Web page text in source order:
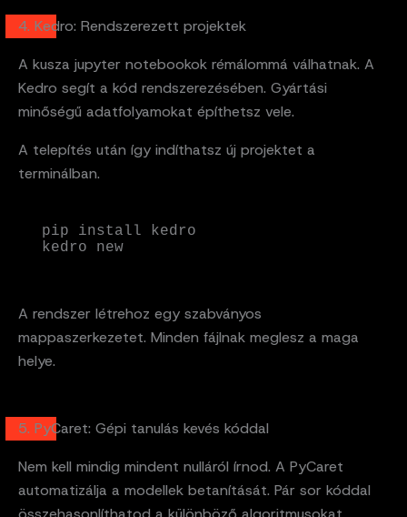
4. Kedro: Rendszerezett projektek
A kusza jupyter notebookok rémálommá válhatnak. A
Kedro segít a kód rendszerezésében. Gyártási
minőségű adatfolyamokat építhetsz vele.
A telepítés után így indíthatsz új projektet a
terminálban.
pip install kedro
kedro new
A rendszer létrehoz egy szabványos
mappaszerkezetet. Minden fájlnak meglesz a maga
helye.
5. PyCaret: Gépi tanulás kevés kóddal
Nem kell mindig mindent nulláról írnod. A PyCaret
automatizálja a modellek betanítását. Pár sor kóddal